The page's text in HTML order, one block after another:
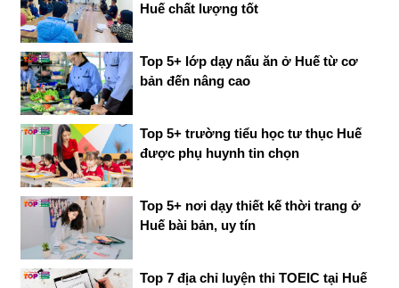
Huế chất lượng tốt
Top 5+ lớp dạy nấu ăn ở Huế từ cơ
bản đến nâng cao
Top 5+ trường tiểu học tư thục Huế
được phụ huynh tin chọn
Top 5+ nơi dạy thiết kế thời trang ở
Huế bài bản, uy tín
Top 7 địa chỉ luyện thi TOEIC tại Huế